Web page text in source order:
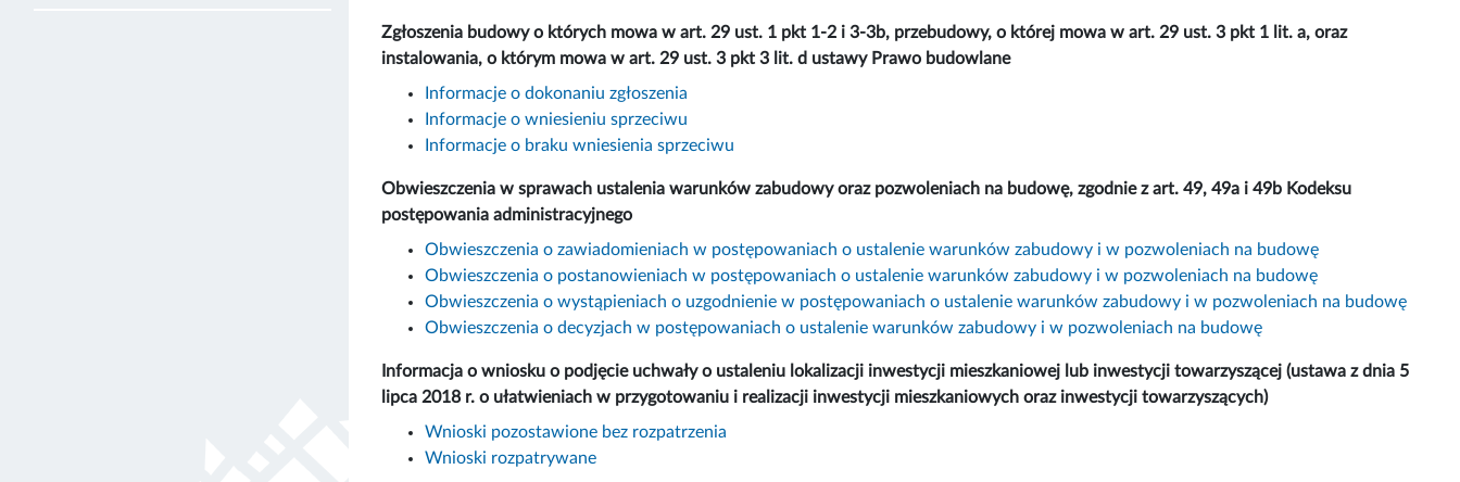
Zgłoszenia budowy o których mowa w art. 29 ust. 1 pkt 1-2 i 3-3b, przebudowy, o której mowa w art. 29 ust. 3 pkt 1 lit. a, oraz
instalowania, o którym mowa w art. 29 ust. 3 pkt 3 lit. d ustawy Prawo budowlane
Informacje o dokonaniu zgłoszenia
Informacje o wniesieniu sprzeciwu
Informacje o braku wniesienia sprzeciwu
Obwieszczenia w sprawach ustalenia warunków zabudowy oraz pozwoleniach na budowę, zgodnie z art. 49, 49a i 49b Kodeksu
postępowania administracyjnego
Obwieszczenia o zawiadomieniach w postępowaniach o ustalenie warunków zabudowy i w pozwoleniach na budowę
Obwieszczenia o postanowieniach w postępowaniach o ustalenie warunków zabudowy i w pozwoleniach na budowę
Obwieszczenia o wystąpieniach o uzgodnienie w postępowaniach o ustalenie warunków zabudowy i w pozwoleniach na budowę
Obwieszczenia o decyzjach w postępowaniach o ustalenie warunków zabudowy i w pozwoleniach na budowę
Informacja o wniosku o podjęcie uchwały o ustaleniu lokalizacji inwestycji mieszkaniowej lub inwestycji towarzyszącej (ustawa z dnia 5
lipca 2018 r. o ułatwieniach w przygotowaniu i realizacji inwestycji mieszkaniowych oraz inwestycji towarzyszących)
Wnioski pozostawione bez rozpatrzenia
Wnioski rozpatrywane